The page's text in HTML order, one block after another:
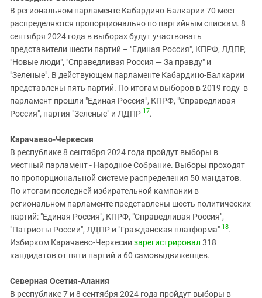
В региональном парламенте Кабардино-Балкарии 70 мест
распределяются пропорционально по партийным спискам. 8
сентября 2024 года в выборах будут участвовать
представители шести партий – "Единая Россия", КПРФ, ЛДПР,
"Новые люди", "Справедливая Россия — За правду" и
"Зеленые". В действующем парламенте Кабардино-Балкарии
представлены пять партий. По итогам выборов в 2019 году в
парламент прошли "Единая Россия", КПРФ, "Справедливая
Россия", партия "Зеленые" и ЛДПР 17.
Карачаево-Черкесия
В республике 8 сентября 2024 года пройдут выборы в
местный парламент - Народное Собрание. Выборы проходят
по пропорциональной системе распределения 50 мандатов.
По итогам последней избирательной кампании в
региональном парламенте представлены шесть политических
партий: "Единая Россия", КПРФ, "Справедливая Россия",
"Патриоты России", ЛДПР и "Гражданская платформа" 18.
Избирком Карачаево-Черкесии зарегистрировал 318
кандидатов от пяти партий и 60 самовыдвиженцев.
Северная Осетия-Алания
В республике 7 и 8 сентября 2024 года пройдут выборы в